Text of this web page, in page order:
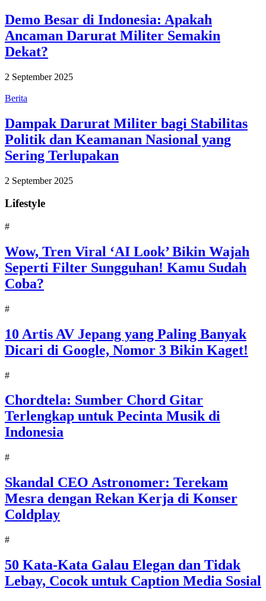
Demo Besar di Indonesia: Apakah
Ancaman Darurat Militer Semakin
Dekat?
2 September 2025
Berita
Dampak Darurat Militer bagi Stabilitas
Politik dan Keamanan Nasional yang
Sering Terlupakan
2 September 2025
Lifestyle
#
Wow, Tren Viral ‘AI Look’ Bikin Wajah
Seperti Filter Sungguhan! Kamu Sudah
Coba?
#
10 Artis AV Jepang yang Paling Banyak
Dicari di Google, Nomor 3 Bikin Kaget!
#
Chordtela: Sumber Chord Gitar
Terlengkap untuk Pecinta Musik di
Indonesia
#
Skandal CEO Astronomer: Terekam
Mesra dengan Rekan Kerja di Konser
Coldplay
#
50 Kata-Kata Galau Elegan dan Tidak
Lebay, Cocok untuk Caption Media Sosial